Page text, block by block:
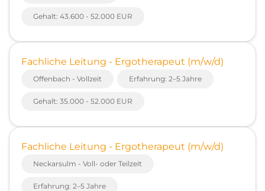
Gehalt: 43.600 - 52.000 EUR
Fachliche Leitung - Ergotherapeut (m/w/d)
Offenbach - Vollzeit Erfahrung: 2–5 Jahre
Gehalt: 35.000 - 52.000 EUR
Fachliche Leitung - Ergotherapeut (m/w/d)
Neckarsulm - Voll- oder Teilzeit
Erfahrung: 2–5 Jahre